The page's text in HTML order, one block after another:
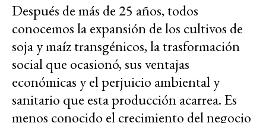
Después de más de 25 años, todos
conocemos la expansión de los cultivos de
soja y maíz transgénicos, la trasformación
social que ocasionó, sus ventajas
económicas y el perjuicio ambiental y
sanitario que esta producción acarrea. Es
menos conocido el crecimiento del negocio